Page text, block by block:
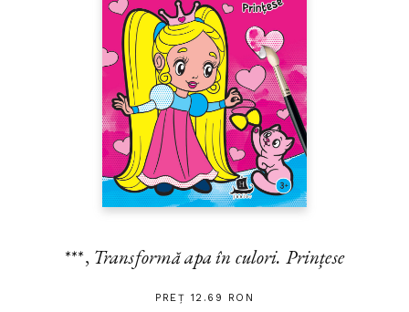
***, Transformă apa în culori. Prințese
PREȚ 12.69 RON